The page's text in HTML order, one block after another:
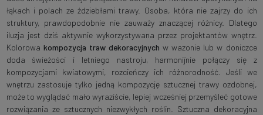
łąkach i polach ze ździebłami trawy. Osoba, która nie zajrzy do ich
struktury, prawdopodobnie nie zauważy znaczącej różnicy. Dlatego
iluzja jest dziś aktywnie wykorzystywana przez projektantów wnętrz.
Kolorowa kompozycja traw dekoracyjnych w wazonie lub w doniczce
doda świeżości i letniego nastroju, harmonijnie połączy się z
kompozycjami kwiatowymi, rozcieńczy ich różnorodność. Jeśli we
wnętrzu zastosuje tylko jedną kompozycję sztucznej trawy ozdobnej,
może to wyglądać mało wyraziście, lepiej wcześniej przemyśleć gotowe
rozwiązania ze sztucznych niezwykłych roślin. Sztuczna dekoracyjna